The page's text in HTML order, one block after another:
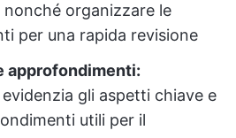
nonché organizzare le
per una rapida revisione
approfondimenti:
gli aspetti chiave e
utili per il